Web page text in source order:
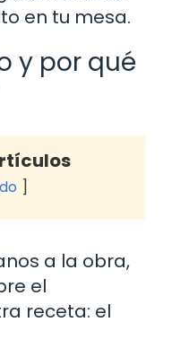
en tu mesa.
y por qué
a la obra,
el
receta: el